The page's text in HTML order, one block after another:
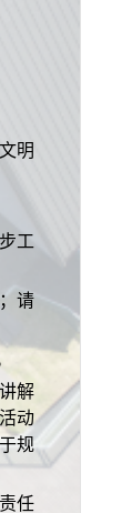
明
工
请
解
动
规
任